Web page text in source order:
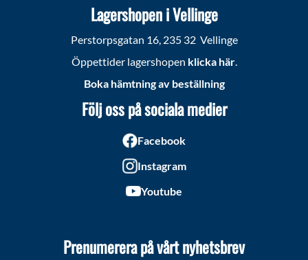
Lagershopen i Vellinge
Perstorpsgatan 16, 235 32 Vellinge
Öppettider lagershopen klicka här.
Boka hämtning av beställning
Följ oss på sociala medier
Facebook
Instagram
Youtube
Prenumerera på vårt nyhetsbrev